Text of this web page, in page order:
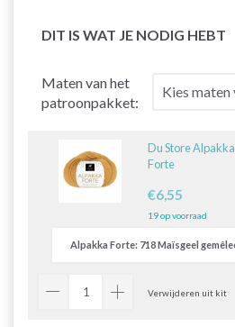
DIT IS WAT JE NODIG HEBT
Maten van het
patroonpakket:
Du Store Alpakka
Forte
€6,55
19 op voorraad
Verwijderen uit kit